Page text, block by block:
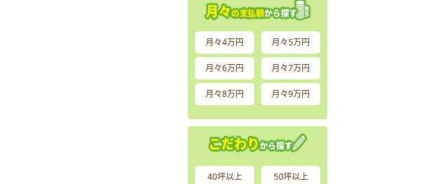
月々4万円 月々5万円
月々6万円 月々7万円
月々8万円 月々9万円
40坪以上 50坪以上